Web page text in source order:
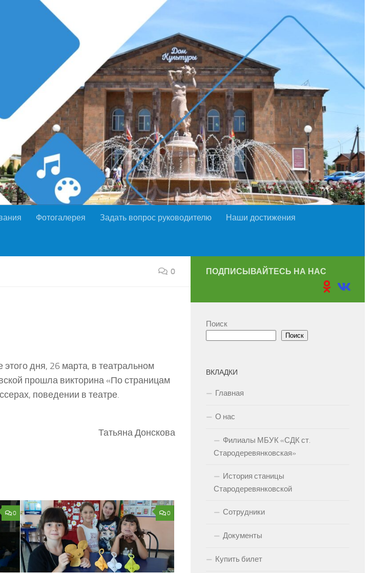
Фотогалерея Задать вопрос руководителю Наши достижения
0
дня, 26 марта, в театральном
прошла викторина «По страницам
поведении в театре.
Татьяна Донскова
0 0
ПОДПИСЫВАЙТЕСЬ НА НАС
Поиск
Поиск
ВКЛАДКИ
Главная
О нас
Филиалы МБУК «СДК ст.
Стародеревянковская»
История станицы
Стародеревянковской
Сотрудники
Документы
Купить билет